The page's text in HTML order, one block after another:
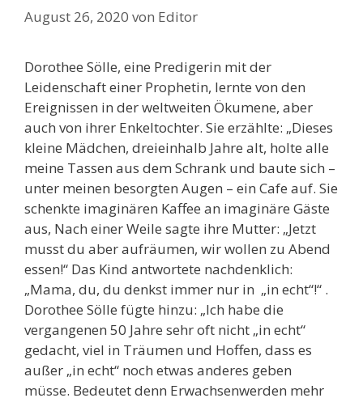
August 26, 2020 von Editor
Dorothee Sölle, eine Predigerin mit der
Leidenschaft einer Prophetin, lernte von den
Ereignissen in der weltweiten Ökumene, aber
auch von ihrer Enkeltochter. Sie erzählte: „Dieses
kleine Mädchen, dreieinhalb Jahre alt, holte alle
meine Tassen aus dem Schrank und baute sich –
unter meinen besorgten Augen – ein Cafe auf. Sie
schenkte imaginären Kaffee an imaginäre Gäste
aus, Nach einer Weile sagte ihre Mutter: „Jetzt
musst du aber aufräumen, wir wollen zu Abend
essen!“ Das Kind antwortete nachdenklich:
„Mama, du, du denkst immer nur in „in echt“!“ .
Dorothee Sölle fügte hinzu: „Ich habe die
vergangenen 50 Jahre sehr oft nicht „in echt“
gedacht, viel in Träumen und Hoffen, dass es
außer „in echt“ noch etwas anderes geben
müsse. Bedeutet denn Erwachsenwerden mehr